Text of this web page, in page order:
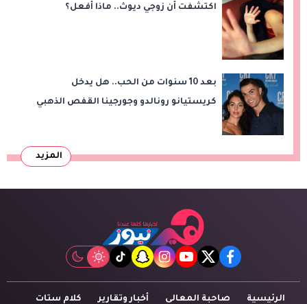
اكتشفت أن زوجي ديوث.. ماذا أفعل؟
بعد 10 سنوات من الحب.. هل يدخل
كريستيانو رونالدو وجورجينا القفص الذهبي
المزيد
facebook
twitter
youtube
instagram
snapchat
tiktok
الرئيسية صاحبة المعالى أخبار وتقارير كلام ستات